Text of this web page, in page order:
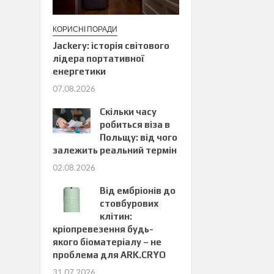
КОРИСНІ ПОРАДИ
Jackery: історія світового
лідера портативної
енергетики
07.08.2026
Скільки часу
робиться віза в
Польщу: від чого
залежить реальний термін
02.08.2026
Від ембріонів до
стовбурових
клітин:
кріопревезення будь-
якого біоматеріалу – не
проблема для ARK.CRYO